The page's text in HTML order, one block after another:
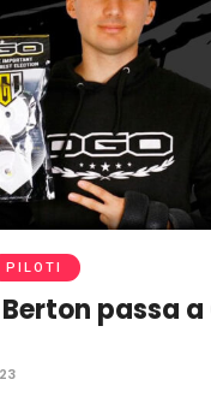
PILOTI
passa a